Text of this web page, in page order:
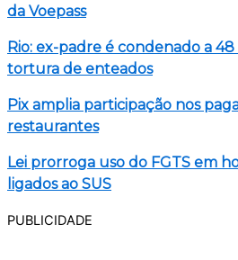
da Voepass
Rio: ex-padre é condenado a
tortura de enteados
Pix amplia participação nos
restaurantes
Lei prorroga uso do FGTS em
ligados ao SUS
PUBLICIDADE